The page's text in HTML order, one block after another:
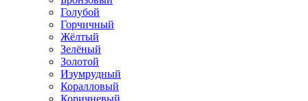
Голубой
Горчичный
Жёлтый
Зелёный
Золотой
Изумрудный
Коралловый
Коричневый